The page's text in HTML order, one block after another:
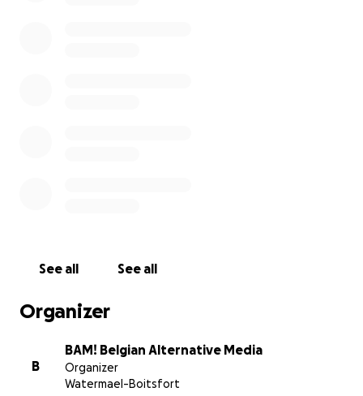
See all See all
Organizer
B
BAM! Belgian Alternative Media
Organizer
Watermael-Boitsfort